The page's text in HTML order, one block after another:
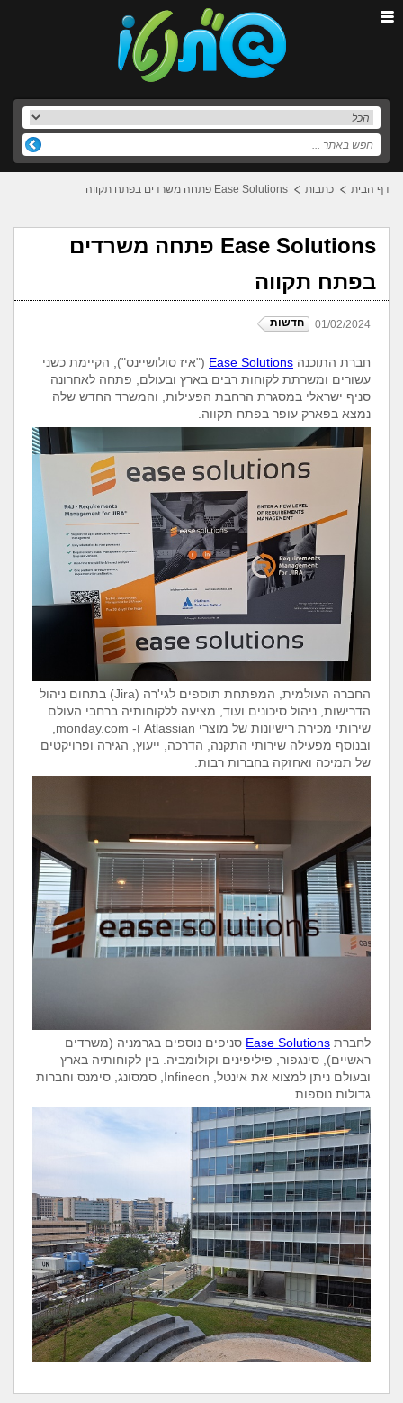
דף הבית כתבות Ease Solutions פתחה משרדים בפתח תקווה
Ease Solutions פתחה משרדים
בפתח תקווה
01/02/2024 חדשות
חברת התוכנה Ease Solutions ("איז סולושיינס"), הקיימת כשני
עשורים ומשרתת לקוחות רבים בארץ ובעולם, פתחה לאחרונה
סניף ישראלי במסגרת הרחבת הפעילות, והמשרד החדש שלה
נמצא בפארק עופר בפתח תקווה.
החברה העולמית, המפתחת תוספים לגי'רה ((Jira בתחום ניהול
הדרישות, ניהול סיכונים ועוד, מציעה ללקוחותיה ברחבי העולם
שירותי מכירת רישיונות של מוצרי Atlassian וmonday.com -
ובנוסף מפעילה שירותי התקנה, הדרכה, ייעוץ, הגירה ופרויקטים
של תמיכה ואחזקה בחברות רבות.
לחברת Ease Solutions סניפים נוספים בגרמניה (משרדים
ראשיים), סינגפור, פיליפינים וקולומביה. בין לקוחותיה בארץ
ובעולם ניתן למצוא את אינטל, Infineon סמסונג, סימנס וחברות
גדולות נוספות.